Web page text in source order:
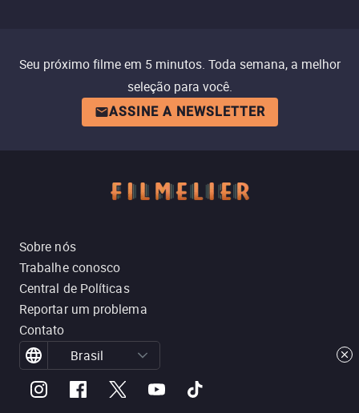
Seu próximo filme em 5 minutos. Toda semana, a melhor
seleção para você.
ASSINE A NEWSLETTER
Sobre nós
Trabalhe conosco
Central de Políticas
Reportar um problema
Contato
Brasil